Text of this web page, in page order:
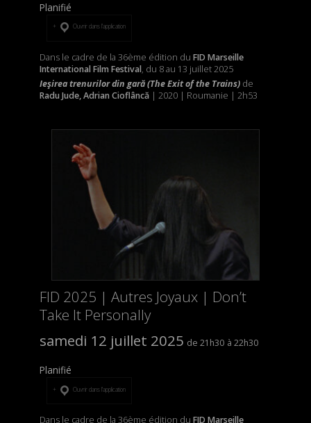
Planifié
Ouvrir dans l’application
Dans le cadre de la 36ème édition du FID Marseille
International Film Festival, du 8 au 13 juillet 2025
Ieşirea trenurilor din gară (The Exit of the Trains)de
Radu Jude, Adrian Cioflâncă| 2020 | Roumanie | 2h53
FID 2025 | Autres Joyaux | Don’t
Take It Personally
samedi 12 juillet 2025
21h30 22h30
Planifié
Ouvrir dans l’application
Dans le cadre de la 36ème édition du FID Marseille